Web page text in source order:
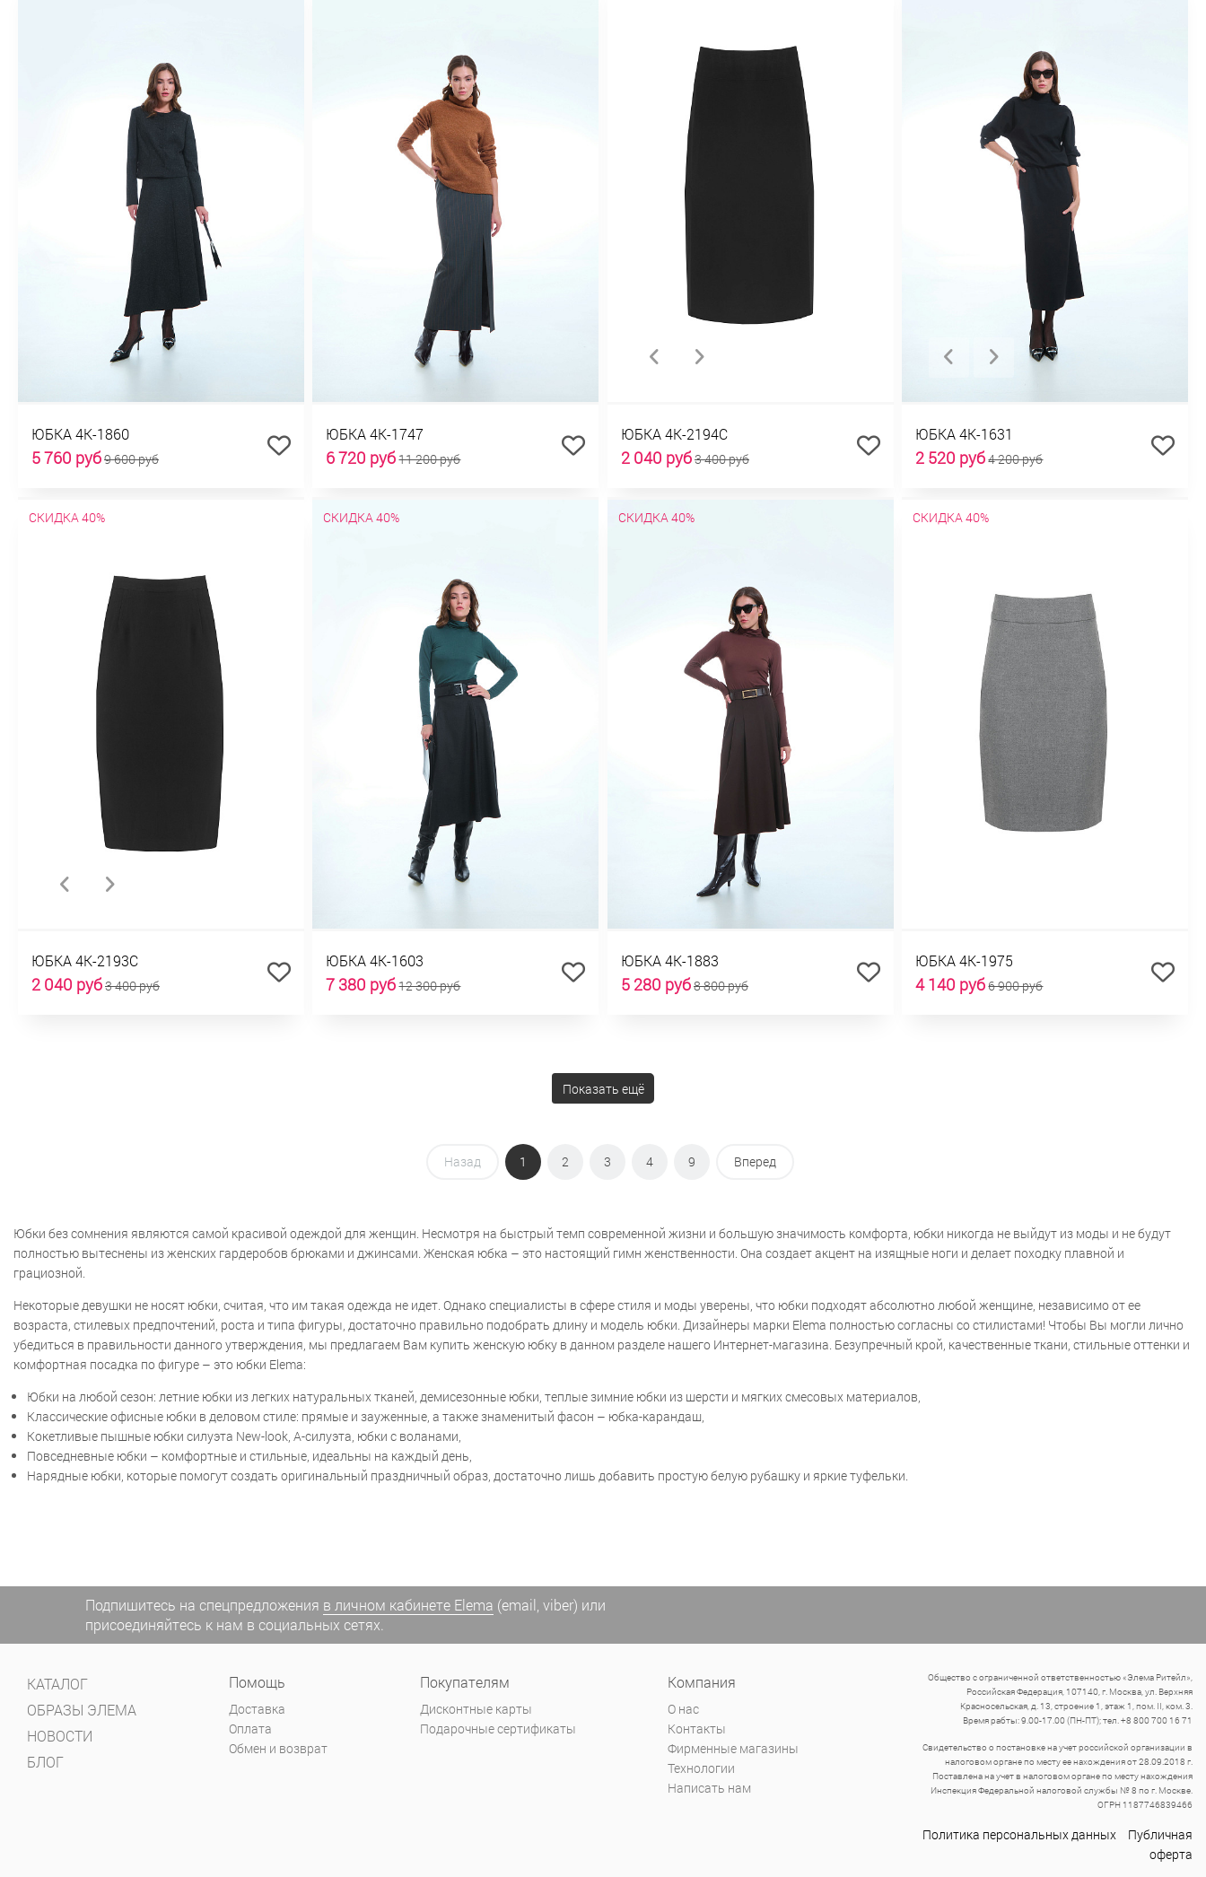
ЮБКА 4К-1860
5 760 руб9 600 руб
ЮБКА 4К-1747
6 720 руб11 200 руб
ЮБКА 4К-2194С
2 040 руб3 400 руб
ЮБКА 4К-1631
2 520 руб4 200 руб
СКИДКА 40%
ЮБКА 4К-2193С
2 040 руб3 400 руб
СКИДКА 40%
ЮБКА 4К-1603
7 380 руб12 300 руб
СКИДКА 40%
ЮБКА 4К-1883
5 280 руб8 800 руб
СКИДКА 40%
ЮБКА 4К-1975
4 140 руб6 900 руб
Показать ещё
Назад 1 2 3 4 9 Вперед
Юбки без сомнения являются самой красивой одеждой для женщин. Несмотря на быстрый темп современной жизни и большую значимость комфорта, юбки никогда не выйдут из моды и не будут
полностью вытеснены из женских гардеробов брюками и джинсами. Женская юбка – это настоящий гимн женственности. Она создает акцент на изящные ноги и делает походку плавной и
грациозной.
Некоторые девушки не носят юбки, считая, что им такая одежда не идет. Однако специалисты в сфере стиля и моды уверены, что юбки подходят абсолютно любой женщине, независимо от ее
возраста, стилевых предпочтений, роста и типа фигуры, достаточно правильно подобрать длину и модель юбки. Дизайнеры марки Elema полностью согласны со стилистами! Чтобы Вы могли лично
убедиться в правильности данного утверждения, мы предлагаем Вам купить женскую юбку в данном разделе нашего Интернет-магазина. Безупречный крой, качественные ткани, стильные оттенки и
комфортная посадка по фигуре – это юбки Elema:
Юбки на любой сезон: летние юбки из легких натуральных тканей, демисезонные юбки, теплые зимние юбки из шерсти и мягких смесовых материалов,
Классические офисные юбки в деловом стиле: прямые и зауженные, а также знаменитый фасон – юбка-карандаш,
Кокетливые пышные юбки силуэта New-look, А-силуэта, юбки с воланами,
Повседневные юбки – комфортные и стильные, идеальны на каждый день,
Нарядные юбки, которые помогут создать оригинальный праздничный образ, достаточно лишь добавить простую белую рубашку и яркие туфельки.
Подпишитесь на спецпредложения в личном кабинете Elema (email, viber) или
присоединяйтесь к нам в социальных сетях.
КАТАЛОГ
ОБРАЗЫ ЭЛЕМА
НОВОСТИ
БЛОГ
Помощь
Доставка
Оплата
Обмен и возврат
Покупателям
Дисконтные карты
Подарочные сертификаты
Компания
О нас
Контакты
Фирменные магазины
Технологии
Написать нам
Общество с ограниченной ответственностью «Элема Ритейл»,
Российская Федерация, 107140, г. Москва, ул. Верхняя
Красносельская, д. 13, строение 1, этаж 1, пом. II, ком. 3.
Время рабты: 9.00-17.00 (ПН-ПТ); тел. +8 800 700 16 71
Свидетельство о постановке на учет российской организации в
налоговом органе по месту ее нахождения от 28.09.2018 г.
Поставлена на учет в налоговом органе по месту нахождения
Инспекция Федеральной налоговой службы № 8 по г. Москве.
ОГРН 1187746839466
Политика персональных данных
Публичная
оферта